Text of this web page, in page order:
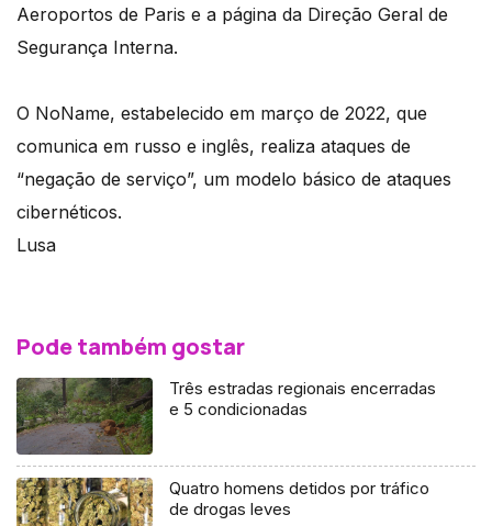
Aeroportos de Paris e a página da Direção Geral de
Segurança Interna.
O NoName, estabelecido em março de 2022, que
comunica em russo e inglês, realiza ataques de
“negação de serviço”, um modelo básico de ataques
cibernéticos.
Lusa
Pode também gostar
Três estradas regionais encerradas
e 5 condicionadas
Quatro homens detidos por tráfico
de drogas leves